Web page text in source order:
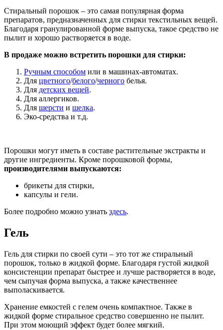
Стиральный порошок – это самая популярная форма
препаратов, предназначенных для стирки текстильных вещей.
Благодаря гранулированной форме выпуска, такое средство не
пылит и хорошо растворяется в воде.
В продаже можно встретить порошки для стирки:
Ручным способом или в машинах-автоматах.
Для цветного/белого/черного белья.
Для детских вещей.
Для аллергиков.
Для шерсти и шелка.
Эко-средства и т.д.
Порошки могут иметь в составе растительные экстракты и
другие ингредиенты. Кроме порошковой формы,
производителями выпускаются:
брикеты для стирки,
капсулы и гели.
Более подробно можно узнать здесь.
Гель
Гель для стирки по своей сути – это тот же стиральный
порошок, только в жидкой форме. Благодаря густой жидкой
консистенции препарат быстрее и лучше растворяется в воде,
чем сыпучая форма выпуска, а также качественнее
выполаскивается.
Хранение емкостей с гелем очень компактное. Также в
жидкой форме стиральное средство совершенно не пылит.
При этом моющий эффект будет более мягкий.